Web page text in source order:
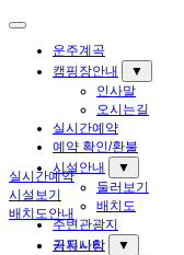
운주계곡
캠핑장안내
▼
인사말
오시는길
실시간예약
예약 확인/환불
시설안내
▼
둘러보기
배치도
주변관광지
커뮤니티
▼
실시간예약
시설보기
배치도안내
공지사항